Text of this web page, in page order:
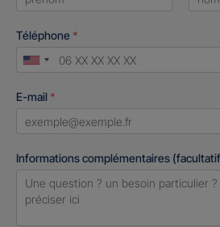
Téléphone *
United
+1
E-mail *
Informations complémentaires